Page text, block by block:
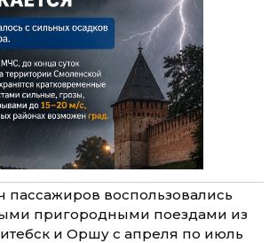
пассажиров воспользовались
пригородными поездами из
и Оршу с апреля по июль